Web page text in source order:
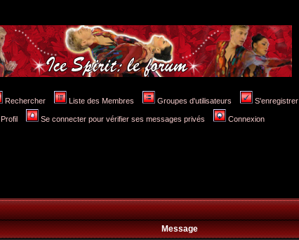
Rechercher Liste des Membres Groupes d'utilisateurs S'enregistrer
Profil Se connecter pour vérifier ses messages privés Connexion
Message